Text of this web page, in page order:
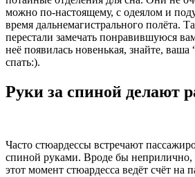
можно по-настоящему, с одеялом и
время дальнемагистрального полёта.
перестали замечать понравившуюся
неё появилась новенькая, знайте,
спать:).
Руки за спиной делают
Часто стюардессы встречают
спиной руками. Вроде бы неприлично,
этот момент стюардесса ведёт счёт на